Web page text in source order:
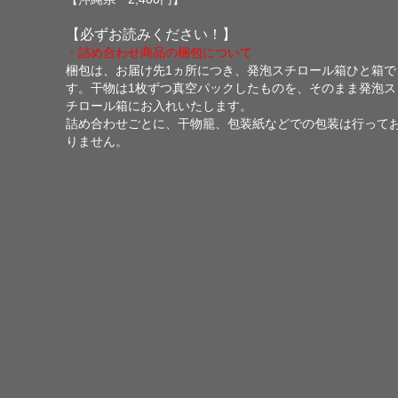
【必ずお読みください！】
・詰め合わせ商品の梱包について
梱包は、お届け先1ヵ所につき、発泡スチロール箱ひと箱で
す。干物は1枚ずつ真空パックしたものを、そのまま発泡ス
チロール箱にお入れいたします。
詰め合わせごとに、干物籠、包装紙などでの包装は行って
りません。